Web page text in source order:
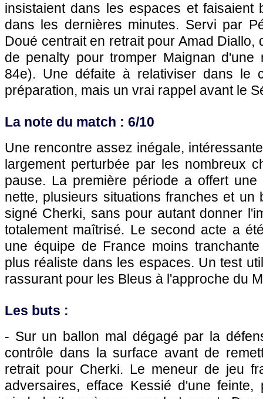
insistaient dans les espaces et faisaient
dans les dernières minutes. Servi par
Doué centrait en retrait pour Amad Diallo,
de penalty pour tromper Maignan d'une
84e). Une défaite à relativiser dans le
préparation, mais un vrai rappel avant le
La note du match : 6/10
Une rencontre assez inégale,
largement perturbée par les nombreux
pause. La première période a offert une
nette, plusieurs situations franches et un
signé Cherki, sans pour autant donner
totalement maîtrisé. Le second acte a
une équipe de France moins
plus réaliste dans les espaces. Un test
rassurant pour les Bleus à l'approche du
Les buts :
- Sur un ballon mal dégagé par la
contrôle dans la surface avant de
retrait pour Cherki. Le meneur de jeu
adversaires, efface Kessié d'une